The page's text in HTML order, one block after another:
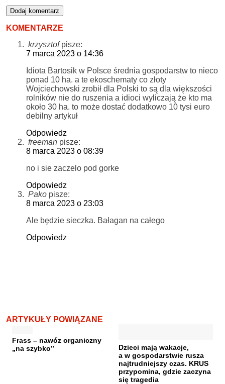
KOMENTARZE
krzysztof pisze:
7 marca 2023 o 14:36
Idiota Bartosik w Polsce średnia gospodarstw to nieco
ponad 10 ha. a te ekoschematy co złoty
Wojciechowski zrobił dla Polski to są dla większości
rolników nie do ruszenia a idioci wyliczają że kto ma
około 30 ha. to może dostać dodatkowo 10 tysi euro
debilny artykuł
Odpowiedz
freeman pisze:
8 marca 2023 o 08:39
no i sie zaczelo pod gorke
Odpowiedz
Pako pisze:
8 marca 2023 o 23:03
Ale będzie sieczka. Bałagan na całego
Odpowiedz
ARTYKUŁY POWIĄZANE
Frass – nawóz organiczny
„na szybko”
Dzieci mają wakacje,
a w gospodarstwie rusza
najtrudniejszy czas. KRUS
przypomina, gdzie zaczyna
się tragedia